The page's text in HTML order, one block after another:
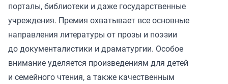
порталы, библиотеки и даже государственные
учреждения. Премия охватывает все основные
направления литературы от прозы и поэзии
до документалистики и драматургии. Особое
внимание уделяется произведениям для детей
и семейного чтения, а также качественным